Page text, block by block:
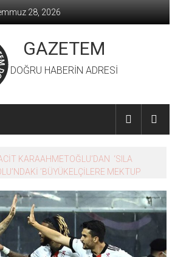
28, 2026
GAZETEM
DOĞRU HABERİN ADRESİ
KARAAHMETOĞLU’DAN ‘SILA
’BÜYÜKELÇİLERE MEKTUP